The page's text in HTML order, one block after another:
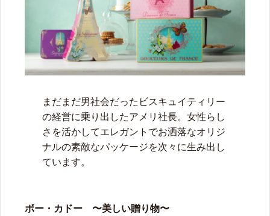
まだまだ男社会だったビスキュイティリー
の経営に乗り出したアメリ社長。女性らし
さを活かしてエレガントでお洒落なオリジ
ナルの素敵なパッケージを次々に生み出し
ています。
ボー・カドー 〜美しい贈り物〜